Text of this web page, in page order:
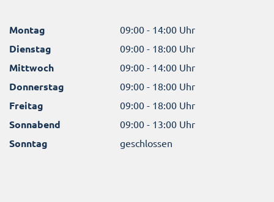
Montag 09:00 - 14:00 Uhr
Dienstag 09:00 - 18:00 Uhr
Mittwoch 09:00 - 14:00 Uhr
Donnerstag 09:00 - 18:00 Uhr
Freitag 09:00 - 18:00 Uhr
Sonnabend 09:00 - 13:00 Uhr
Sonntag geschlossen